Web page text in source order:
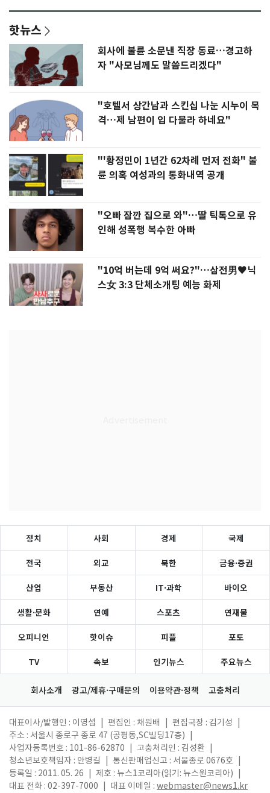
핫뉴스
회사에 불륜 소문낸 직장 동료…경고하
자 "사모님께도 말씀드리겠다"
"호텔서 상간남과 스킨십 나눈 시누이 목
격…제 남편이 입 다물라 하네요"
"'황정민이 1년간 62차례 먼저 전화" 불
륜 의혹 여성과의 통화내역 공개
"오빠 잠깐 집으로 와"…딸 틱톡으로 유
인해 성폭행 복수한 아빠
"10억 버는데 9억 써요?"…삼전男♥닉
스女 3:3 단체소개팅 예능 화제
정치 사회 경제 국제
전국 외교 북한 금융·증권
산업 부동산 IT·과학 바이오
생활·문화 연예 스포츠 연재물
오피니언 핫이슈 피플 포토
TV 속보 인기뉴스 주요뉴스
회사소개 광고/제휴·구매문의 이용약관·정책 고충처리
대표이사/발행인 : 이영섭 편집인 : 채원배 편집국장 : 김기성
주소 : 서울시 종로구 종로 47 (공평동,SC빌딩17층)
사업자등록번호 : 101-86-62870
고충처리인 : 김성환
청소년보호책임자 : 안병길
통신판매업신고 : 서울종로 0676호
등록일 : 2011. 05. 26
제호 : 뉴스1코리아(읽기: 뉴스원코리아)
대표 전화 : 02-397-7000
대표 이메일 : webmaster@news1.kr